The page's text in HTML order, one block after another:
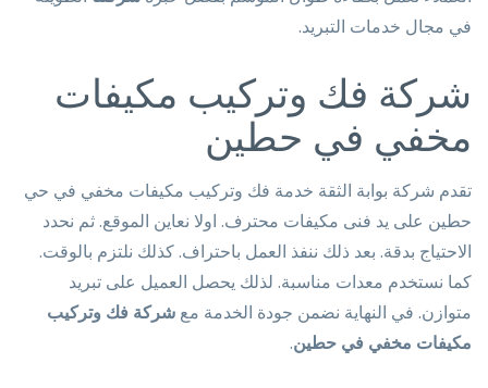
في مجال خدمات التبريد.
شركة فك وتركيب مكيفات
مخفي في حطين
تقدم شركة بوابة الثقة خدمة فك وتركيب مكيفات مخفي في حي
حطين على يد فنى مكيفات محترف. اولا نعاين الموقع. ثم نحدد
الاحتياج بدقة. بعد ذلك ننفذ العمل باحتراف. كذلك نلتزم بالوقت.
كما نستخدم معدات مناسبة. لذلك يحصل العميل على تبريد
متوازن. في النهاية نضمن جودة الخدمة مع شركة فك وتركيب
مكيفات مخفي في حطين.